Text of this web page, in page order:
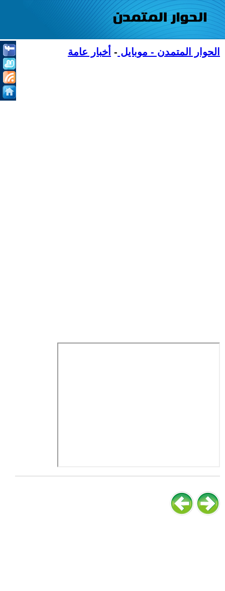
الحوار المتمدن - موبايل - أخبار عامة